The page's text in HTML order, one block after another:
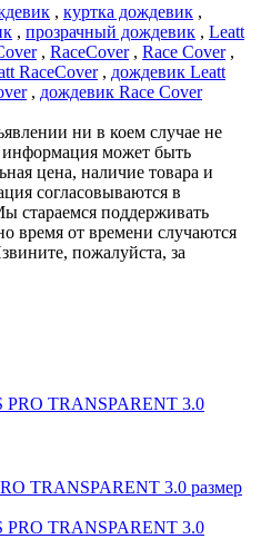
, куртка дождевик ,
, прозрачный дождевик , Leatt
, RaceCover, Race Cover,
RaceCover, дождевик Leatt
, дождевик Race Cover
ни в коем случае не
информация может быть
цена, наличие товара и
согласовываются в
стараемся поддерживать
время от времени случаются
пожалуйста, за
TRANSPARENT 3.0 размер